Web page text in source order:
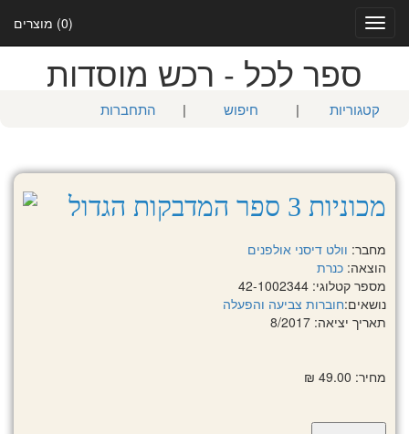
(0) מוצרים
Toggle
navigation
ספר לכל - רכש מוסדות
קטגוריות | חיפוש | התחברות
מכוניות 3 ספר המדבקות הגדול
מחבר: וולט דיסני אולפנים
הוצאה: כנרת
מספר קטלוגי: 42-1002344
נושאים:חוברות צביעה והפעלה
תאריך יציאה: 8/2017
מחיר: 49.00 ₪